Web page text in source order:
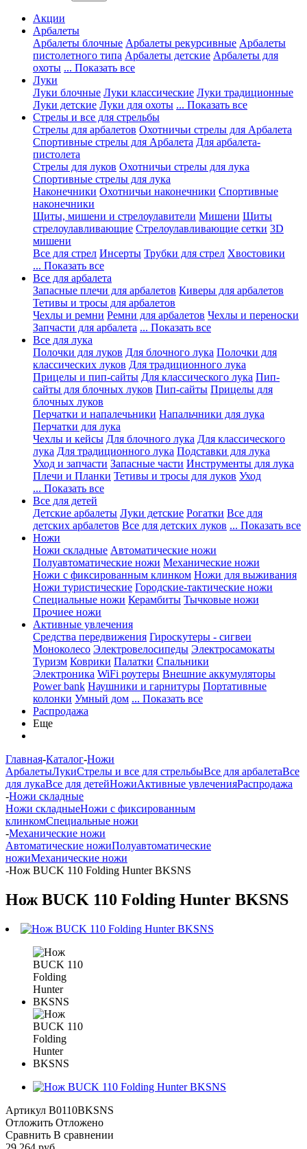
Акции
Арбалеты
Арбалеты блочные Арбалеты рекурсивные Арбалеты
пистолетного типа Арбалеты детские Арбалеты для
охоты ... Показать все
Луки
Луки блочные Луки классические Луки традиционные
Луки детские Луки для охоты ... Показать все
Стрелы и все для стрельбы
Стрелы для арбалетов Охотничьи стрелы для Арбалета
Спортивные стрелы для Арбалета Для арбалета-
пистолета
Стрелы для луков Охотничьи стрелы для лука
Спортивные стрелы для лука
Наконечники Охотничьи наконечники Спортивные
наконечники
Щиты, мишени и стрелоулавители Мишени Щиты
стрелоулавливающие Стрелоулавливающие сетки 3D
мишени
Все для стрел Инсерты Трубки для стрел Хвостовики
... Показать все
Все для арбалета
Запасные плечи для арбалетов Киверы для арбалетов
Тетивы и тросы для арбалетов
Чехлы и ремни Ремни для арбалетов Чехлы и переноски
Запчасти для арбалета ... Показать все
Все для лука
Полочки для луков Для блочного лука Полочки для
классических луков Для традиционного лука
Прицелы и пип-сайты Для классического лука Пип-
сайты для блочных луков Пип-сайты Прицелы для
блочных луков
Перчатки и напалечьники Напальчники для лука
Перчатки для лука
Чехлы и кейсы Для блочного лука Для классического
лука Для традиционного лука Подставки для лука
Уход и запчасти Запасные части Инструменты для лука
Плечи и Планки Тетивы и тросы для луков Уход
... Показать все
Все для детей
Детские арбалеты Луки детские Рогатки Все для
детских арбалетов Все для детских луков ... Показать все
Ножи
Ножи складные Автоматические ножи
Полуавтоматические ножи Механические ножи
Ножи с фиксированным клинком Ножи для выживания
Ножи туристические Городские-тактические ножи
Специальные ножи Керамбиты Тычковые ножи
Прочиее ножи
Активные увлечения
Средства передвижения Гироскутеры - сигвеи
Моноколесо Электровелосипеды Электросамокаты
Туризм Коврики Палатки Спальники
Электроника WiFi роутеры Внешние аккумуляторы
Power bank Наушники и гарнитуры Портативные
колонки Умный дом ... Показать все
Распродажа
Еще
Главная-Каталог-Ножи
АрбалетыЛукиСтрелы и все для стрельбыВсе для арбалетаВсе
для лукаВсе для детейНожиАктивные увлеченияРаспродажа
-Ножи складные
Ножи складныеНожи с фиксированным
клинкомСпециальные ножи
-Механические ножи
Автоматические ножиПолуавтоматические
ножиМеханические ножи
-Нож BUCK 110 Folding Hunter BKSNS
Нож BUCK 110 Folding Hunter BKSNS
Артикул B0110BKSNS
Отложить Отложено
Сравнить В сравнении